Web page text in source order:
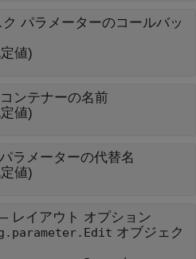
ク パラメーターのコールバッ
値)
ンテナーの名前
値)
ラメーターの代替名
値)
レイアウト オプション
オブジェク